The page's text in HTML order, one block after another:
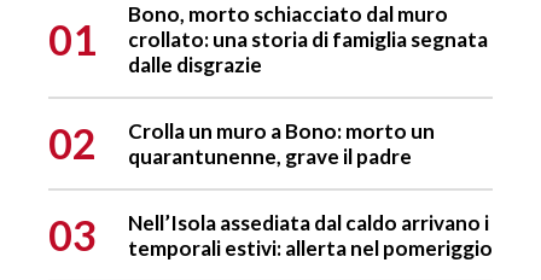
01
Bono, morto schiacciato dal muro
crollato: una storia di famiglia segnata
dalle disgrazie
02
Crolla un muro a Bono: morto un
quarantunenne, grave il padre
03
Nell’Isola assediata dal caldo arrivano i
temporali estivi: allerta nel pomeriggio